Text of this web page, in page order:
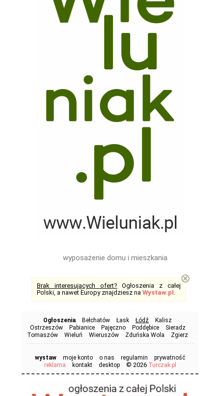
wyposażenie domu i mieszkania
Brak interesujących ofert? Ogłoszenia z całej
Polski, a nawet Europy znajdziesz na Wystaw.pl .
⊗
Ogłoszenia Bełchatów Łask Łódź
Kalisz
Ostrzeszów
Pabianice Pajęczno Poddębice
Sieradz
Tomaszów
Wieluń Wieruszów Zduńska Wola Zgierz
wystaw moje konto o nas regulamin
prywatność
reklama
kontakt desktop © 2026 Turczak.pl